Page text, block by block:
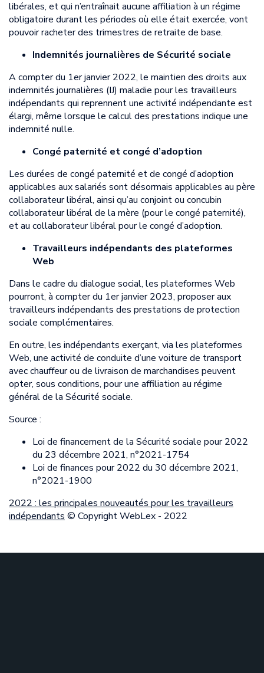
libérales, et qui n’entraînait aucune affiliation à un régime
obligatoire durant les périodes où elle était exercée, vont
pouvoir racheter des trimestres de retraite de base.
Indemnités journalières de Sécurité sociale
A compter du 1er janvier 2022, le maintien des droits aux
indemnités journalières (IJ) maladie pour les travailleurs
indépendants qui reprennent une activité indépendante est
élargi, même lorsque le calcul des prestations indique une
indemnité nulle.
Congé paternité et congé d’adoption
Les durées de congé paternité et de congé d’adoption
applicables aux salariés sont désormais applicables au père
collaborateur libéral, ainsi qu’au conjoint ou concubin
collaborateur libéral de la mère (pour le congé paternité),
et au collaborateur libéral pour le congé d’adoption.
Travailleurs indépendants des plateformes
Web
Dans le cadre du dialogue social, les plateformes Web
pourront, à compter du 1er janvier 2023, proposer aux
travailleurs indépendants des prestations de protection
sociale complémentaires.
En outre, les indépendants exerçant, via les plateformes
Web, une activité de conduite d’une voiture de transport
avec chauffeur ou de livraison de marchandises peuvent
opter, sous conditions, pour une affiliation au régime
général de la Sécurité sociale.
Source :
Loi de financement de la Sécurité sociale pour 2022
du 23 décembre 2021, n°2021-1754
Loi de finances pour 2022 du 30 décembre 2021,
n°2021-1900
2022 : les principales nouveautés pour les travailleurs
indépendants © Copyright WebLex - 2022